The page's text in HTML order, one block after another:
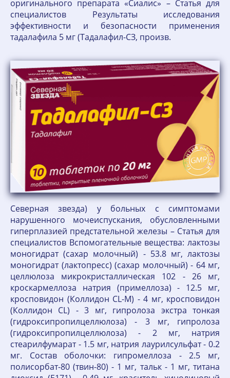
оригинального препарата «Сиалис» – Статья для
специалистов Результаты исследования
эффективности и безопасности применения
тадалафила 5 мг (Тадалафил-СЗ, произв.
Северная звезда) у больных с симптомами
нарушенного мочеиспускания, обусловленными
гиперплазией предстательной железы – Статья для
специалистов Вспомогательные вещества: лактозы
моногидрат (сахар молочный) - 53.8 мг, лактозы
моногидрат (лактопресс) (сахар молочный) - 64 мг,
целлюлоза микрокристаллическая 102 - 26 мг,
кроскармеллоза натрия (примеллоза) - 12.5 мг,
кросповидон (Коллидон CL-M) - 4 мг, кросповидон
(Коллидон CL) - 3 мг, гипролоза экстра тонкая
(гидроксипропилцеллюлоза) - 3 мг, гипролоза
(гидроксипропилцеллюлоза) - 2 мг, натрия
стеарилфумарат - 1.5 мг, натрия лаурилсульфат - 0.2
мг. Состав оболочки: гипромеллоза - 2.5 мг,
полисорбат-80 (твин-80) - 1 мг, тальк - 1 мг, титана